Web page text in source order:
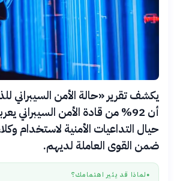
أن 92% من قادة الأمن السيبراني
التداعيات الأمنية لاستخدام وكلاء
القوى العاملة لديهم.
لماذا قد يثير اهتمامك؟